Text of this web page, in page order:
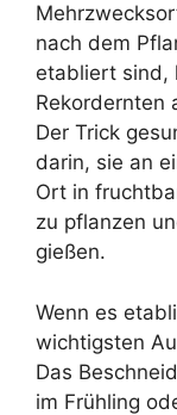
nach dem
etabliert sind,
Rekordernten
Der Trick
darin, sie an
Ort in
zu pflanzen
gießen.
Wenn es
wichtigsten
Das
im Frühling